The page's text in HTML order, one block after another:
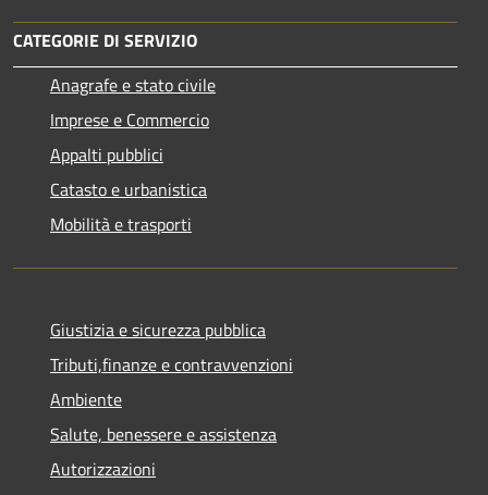
CATEGORIE DI SERVIZIO
Anagrafe e stato civile
Imprese e Commercio
Appalti pubblici
Catasto e urbanistica
Mobilità e trasporti
Giustizia e sicurezza pubblica
Tributi,finanze e contravvenzioni
Ambiente
Salute, benessere e assistenza
Autorizzazioni